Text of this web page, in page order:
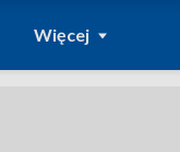
Więcej